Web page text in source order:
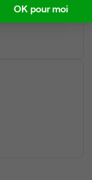
OK pour moi